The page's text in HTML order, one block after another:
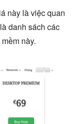
này là việc quan
danh sách các
này.